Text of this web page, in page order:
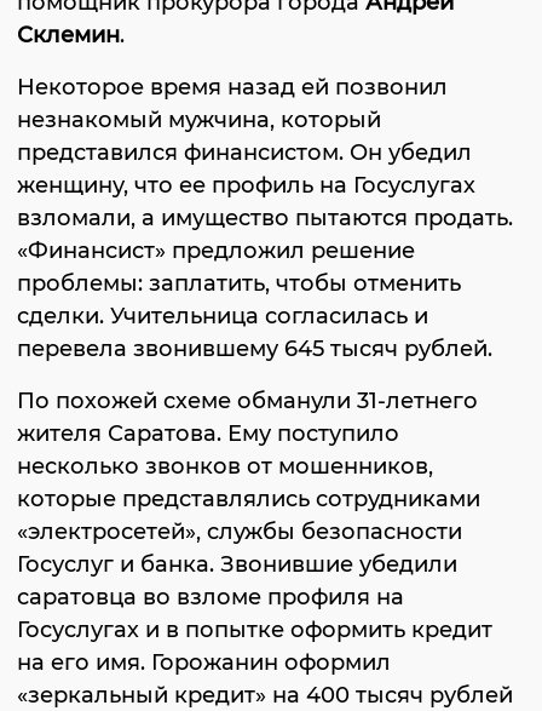
Склемин.
Некоторое время назад ей позвонил
незнакомый мужчина, который
представился финансистом. Он убедил
женщину, что ее профиль на Госуслугах
взломали, а имущество пытаются продать.
«Финансист» предложил решение
проблемы: заплатить, чтобы отменить
сделки. Учительница согласилась и
перевела звонившему 645 тысяч рублей.
По похожей схеме обманули 31-летнего
жителя Саратова. Ему поступило
несколько звонков от мошенников,
которые представлялись сотрудниками
«электросетей», службы безопасности
Госуслуг и банка. Звонившие убедили
саратовца во взломе профиля на
Госуслугах и в попытке оформить кредит
на его имя. Горожанин оформил
«зеркальный кредит» на 400 тысяч рублей